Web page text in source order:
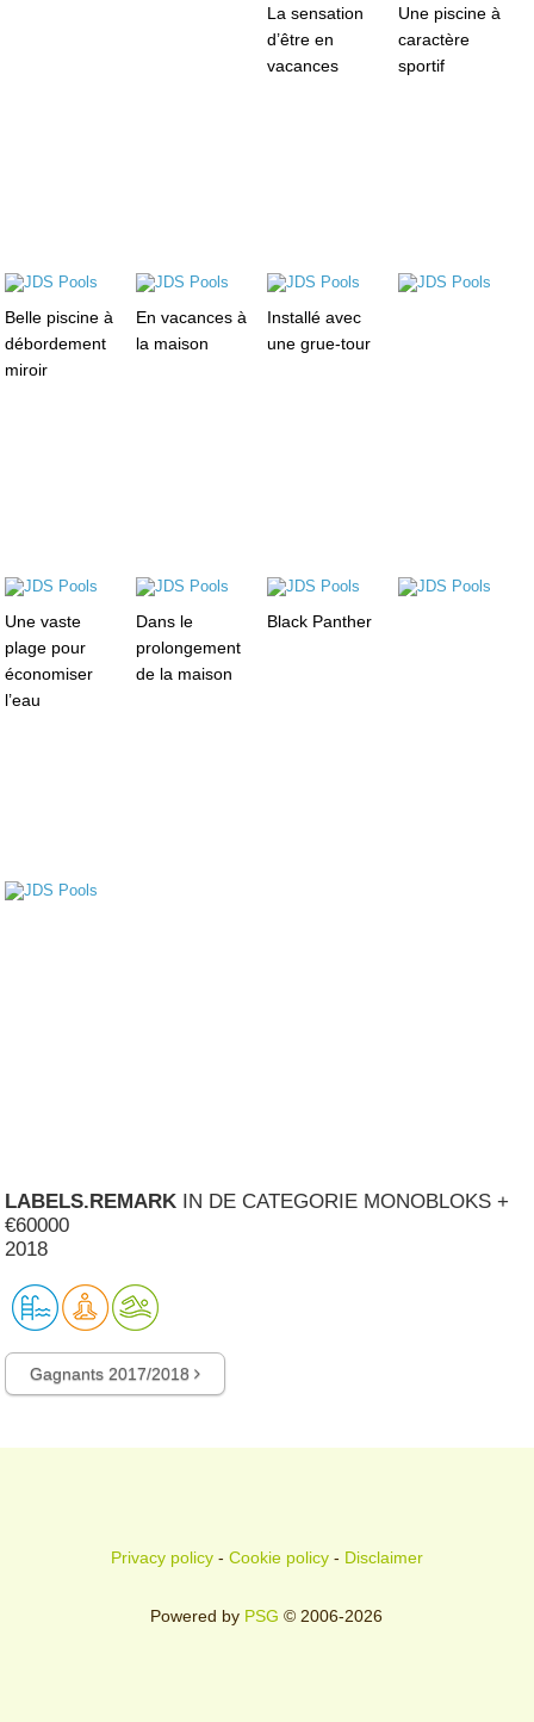
La sensation
d’être en
vacances
Une piscine à
caractère
sportif
Belle piscine à
débordement
miroir
En vacances à
la maison
Installé avec
une grue-tour
Une vaste
plage pour
économiser
l’eau
Dans le
prolongement
de la maison
Black Panther
LABELS.REMARK IN DE CATEGORIE MONOBLOKS +
€60000
2018
Gagnants 2017/2018
Privacy policy- Cookie policy- Disclaimer
Powered by PSG © 2006-2026